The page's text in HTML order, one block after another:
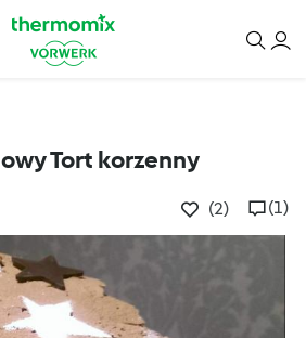
Tort korzenny
(2) (1)